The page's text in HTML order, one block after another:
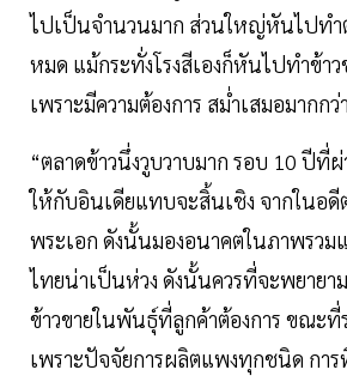
ไปเป็นจำนวนมาก ส่วนใหญ่หันไปทำ
หมด แม้กระทั่งโรงสีเองก็หันไปทำข้า
เพราะมีความต้องการ สมํ่าเสมอมากกว่า
“ตลาดข้าวนึ่งวูบวาบมาก รอบ 10 ปีที่
ให้กับอินเดียแทบจะสิ้นเชิง จากในอดี
พระเอก ดังนั้นมองอนาคตในภาพรวม
ไทยน่าเป็นห่วง ดังนั้นควรที่จะพยาย
ข้าวขายในพันธุ์ที่ลูกค้าต้องการ ขณะ
เพราะปัจจัยการผลิตแพงทุกชนิด กา